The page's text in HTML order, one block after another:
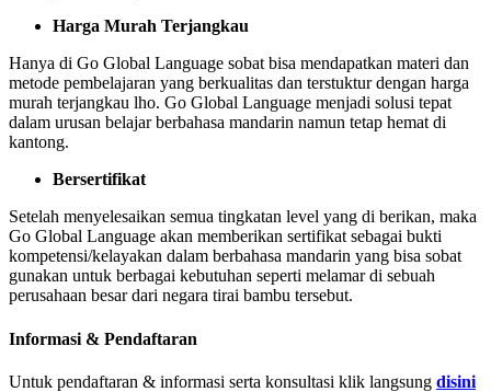
Harga Murah Terjangkau
Hanya di Go Global Language sobat bisa mendapatkan materi dan
metode pembelajaran yang berkualitas dan terstuktur dengan harga
murah terjangkau lho. Go Global Language menjadi solusi tepat
dalam urusan belajar berbahasa mandarin namun tetap hemat di
kantong.
Bersertifikat
Setelah menyelesaikan semua tingkatan level yang di berikan, maka
Go Global Language akan memberikan sertifikat sebagai bukti
kompetensi/kelayakan dalam berbahasa mandarin yang bisa sobat
gunakan untuk berbagai kebutuhan seperti melamar di sebuah
perusahaan besar dari negara tirai bambu tersebut.
Informasi & Pendaftaran
Untuk pendaftaran & informasi serta konsultasi klik langsung disini